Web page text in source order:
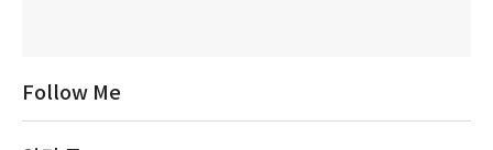
Follow Me